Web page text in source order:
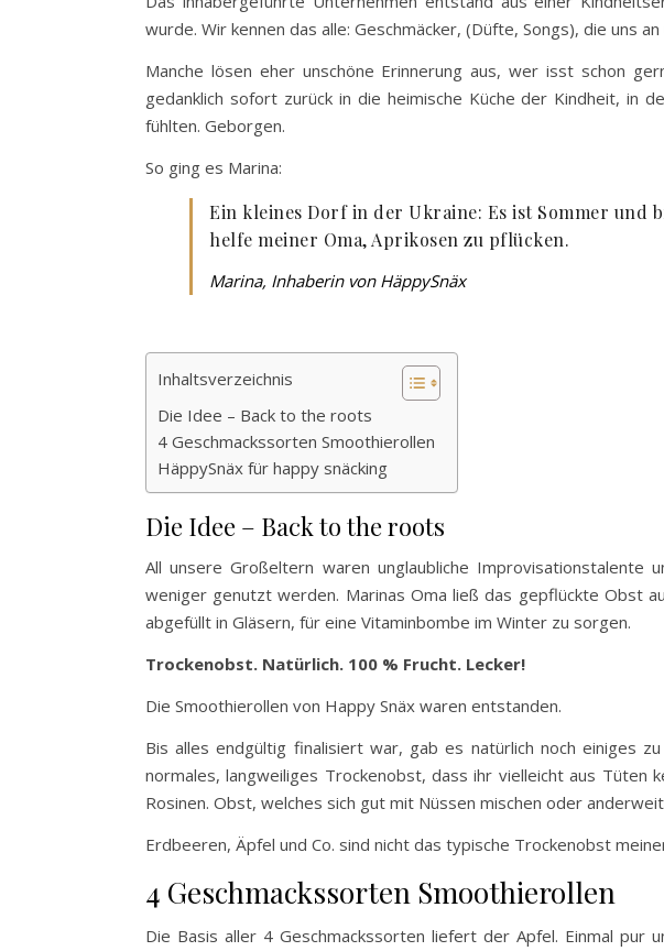
wurde. Wir kennen das alle: Geschmäcker, (Düfte, Songs), die uns
Manche lösen eher unschöne Erinnerung aus, wer isst schon
gedanklich sofort zurück in die heimische Küche der Kindheit, in
fühlten. Geborgen.
So ging es Marina:
Ein kleines Dorf in der Ukraine: Es ist Sommer und
helfe meiner Oma, Aprikosen zu pflücken.
Marina, Inhaberin von HäppySnäx
Inhaltsverzeichnis
Die Idee – Back to the roots
4 Geschmackssorten Smoothierollen
HäppySnäx für happy snäcking
Die Idee – Back to the roots
All unsere Großeltern waren unglaubliche Improvisationstalente
weniger genutzt werden. Marinas Oma ließ das gepflückte Obst
abgefüllt in Gläsern, für eine Vitaminbombe im Winter zu sorgen.
Trockenobst. Natürlich. 100 % Frucht. Lecker!
Die Smoothierollen von Happy Snäx waren entstanden.
Bis alles endgültig finalisiert war, gab es natürlich noch einiges
normales, langweiliges Trockenobst, dass ihr vielleicht aus Tüten
Rosinen. Obst, welches sich gut mit Nüssen mischen oder
Erdbeeren, Äpfel und Co. sind nicht das typische Trockenobst
4 Geschmackssorten Smoothierollen
Die Basis aller 4 Geschmackssorten liefert der Apfel. Einmal pur